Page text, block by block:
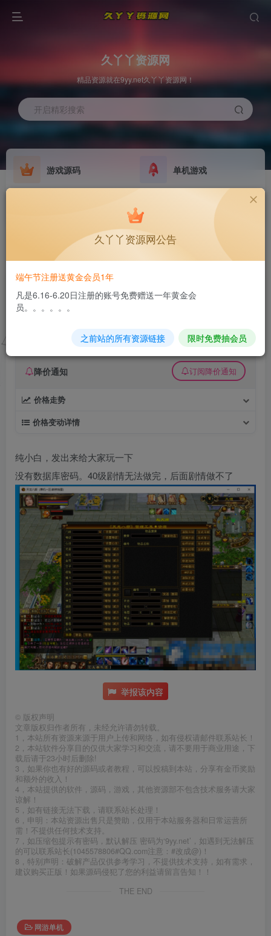
久丫丫资源网
精品资源就在9yy.net久丫丫资源网！
开启精彩搜索
游戏源码 单机游戏
GO
欢迎大家无偿赞助！
欢迎大家无偿赞助！
某宝天龙八部怀旧64源端一键端+GM工具
久丫丫
0 23 0
降价通知 订阅降价通知
价格走势
价格变动详情
纯小白，发出来给大家玩一下
没有数据库密码。40级剧情无法做完，后面剧情做不了
举报该内容
© 版权声明
文章版权归作者所有，未经允许请勿转载。
1，本站所有资源来源于用户上传和网络，如有侵权请邮件联系站长！
2，本站软件分享目的仅供大家学习和交流，请不要用于商业用途，下
载后请于23小时后删除!
3，如果你也有好的源码或者教程，可以投稿到本站，分享有金币奖励
和额外的收入！
4，本站提供的软件，源码，游戏，其他资源部不包含技术服务请大家
谅解！
5，如有链接无法下载，请联系站长处理！
6，申明：本站资源出售只是赞助，仅用于本站服务器和日常运营所
需！不提供任何技术支持。
7，如压缩包提示有密码，默认解压 密码为‘9yy.net’，如遇到无法解压
的可以联系站长(1045578806#QQ.com注意：#改成@)！
8，特别声明：破解产品仅供参考学习，不提供技术支持，如有需求，
建议购买正版！如果源码侵犯了您的利益请留言告知！！
THE END
网游单机
久丫丫资源网公告
端午节注册送黄金会员1年
凡是6.16-6.20日注册的账号免费赠送一年黄金会
员。。。。。。
之前站的所有资源链接 限时免费抽会员